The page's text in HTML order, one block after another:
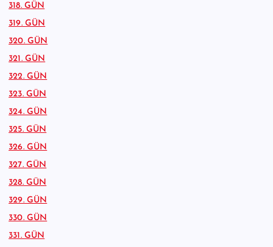
318. GÜN
319. GÜN
320. GÜN
321. GÜN
322. GÜN
323. GÜN
324. GÜN
325. GÜN
326. GÜN
327. GÜN
328. GÜN
329. GÜN
330. GÜN
331. GÜN